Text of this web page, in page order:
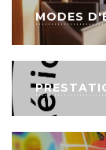
MODES